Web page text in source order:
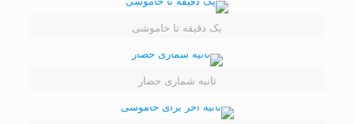
یک دقیقه تا خاموشی
ثانیه شماری حضار